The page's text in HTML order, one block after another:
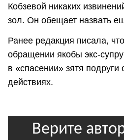
Кобзевой никаких
зол. Он обещает назвать
Ранее редакция писала,
обращении якобы экс-
в «спасении» зятя подруги
действиях.